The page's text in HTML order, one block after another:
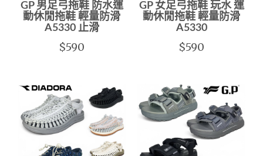
GP 男足弓拖鞋 防水運
動休閒拖鞋 輕量防滑
A5330 止滑
$590
GP 女足弓拖鞋 玩水 運
動休閒拖鞋 輕量防滑
A5330
$590